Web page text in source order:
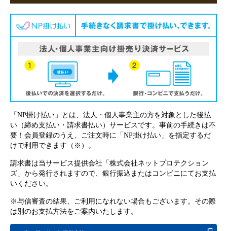
「NP掛け払い」とは、法人・個人事業主の方を対象とした後払
い（締め支払い・請求書払い）サービスです。事前の手続きは不
要！会員登録のうえ、ご注文時に「NP掛け払い」を指定するだ
けで利用できます（※）。
請求書は当サービス提供会社「株式会社ネットプロテクション
ズ」から発行されますので、銀行振込またはコンビニにてお支払
いください。
※与信審査の結果、ご利用になれない場合もございます。その際
は別のお支払方法をご案内いたします。